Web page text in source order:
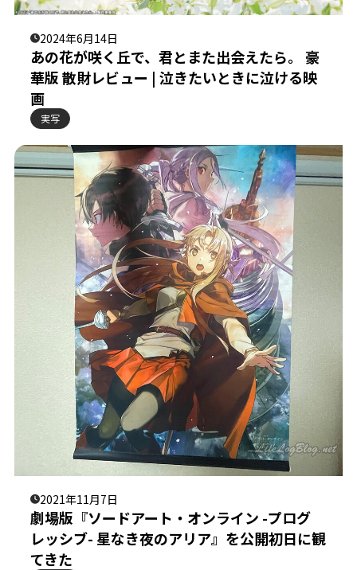
2024年6月14日
あの花が咲く丘で、君とまた出会えたら。 豪
華版 散財レビュー | 泣きたいときに泣ける映
画
実写
2021年11月7日
劇場版『ソードアート・オンライン -プログ
レッシブ- 星なき夜のアリア』を公開初日に観
てきた